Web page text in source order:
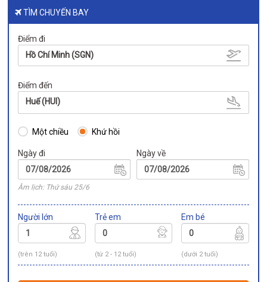
TÌM CHUYẾN BAY
Điểm đi
Hồ Chí Minh (SGN)
Điểm đến
Huế (HUI)
Một chiều Khứ hồi
Ngày đi
Âm lịch: Thứ sáu 25/6
Ngày về
Người lớn
(trên 12 tuổi)
Trẻ em
(từ 2 - 12 tuổi)
Em bé
(dưới 2 tuổi)